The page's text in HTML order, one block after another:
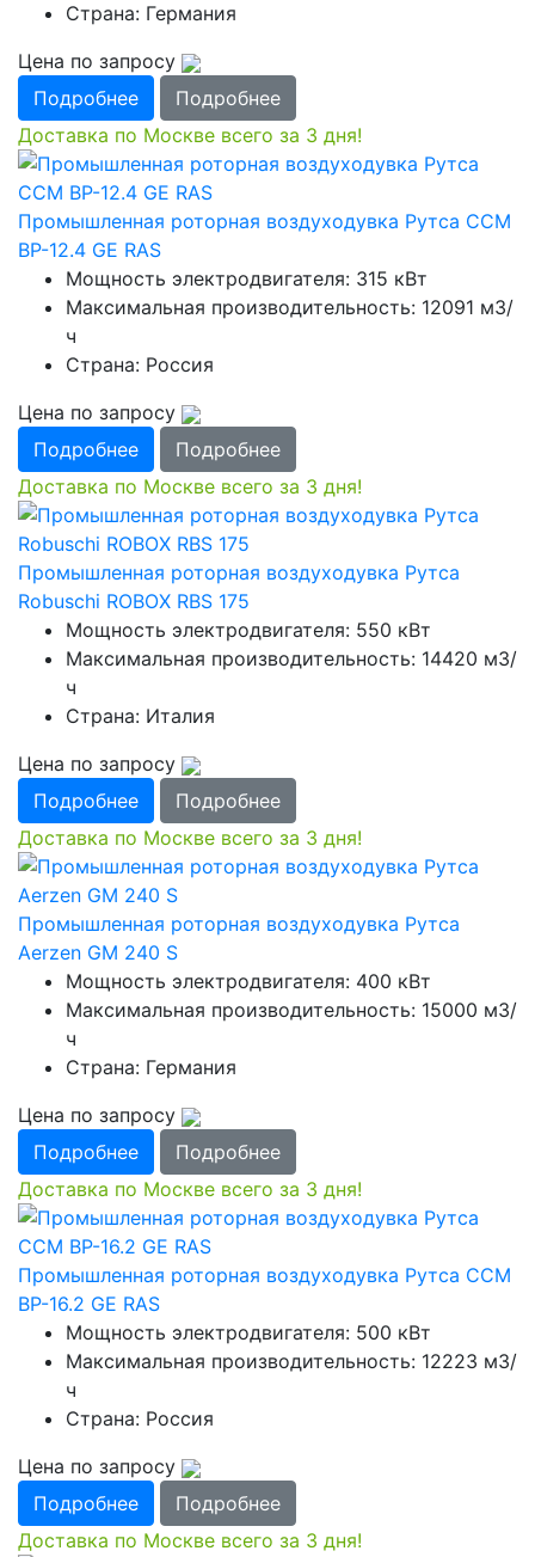
Страна: Германия
Цена по запросу
Подробнее
Подробнее
Доставка по Москве всего за 3 дня!
Промышленная роторная воздуходувка Рутса CCМ
ВР-12.4 GE RAS
Мощность электродвигателя: 315 кВт
Максимальная производительность: 12091 м3/
ч
Страна: Россия
Цена по запросу
Подробнее
Подробнее
Доставка по Москве всего за 3 дня!
Промышленная роторная воздуходувка Рутса
Robuschi ROBOX RBS 175
Мощность электродвигателя: 550 кВт
Максимальная производительность: 14420 м3/
ч
Страна: Италия
Цена по запросу
Подробнее
Подробнее
Доставка по Москве всего за 3 дня!
Промышленная роторная воздуходувка Рутса
Aerzen GM 240 S
Мощность электродвигателя: 400 кВт
Максимальная производительность: 15000 м3/
ч
Страна: Германия
Цена по запросу
Подробнее
Подробнее
Доставка по Москве всего за 3 дня!
Промышленная роторная воздуходувка Рутса CCМ
ВР-16.2 GE RAS
Мощность электродвигателя: 500 кВт
Максимальная производительность: 12223 м3/
ч
Страна: Россия
Цена по запросу
Подробнее
Подробнее
Доставка по Москве всего за 3 дня!